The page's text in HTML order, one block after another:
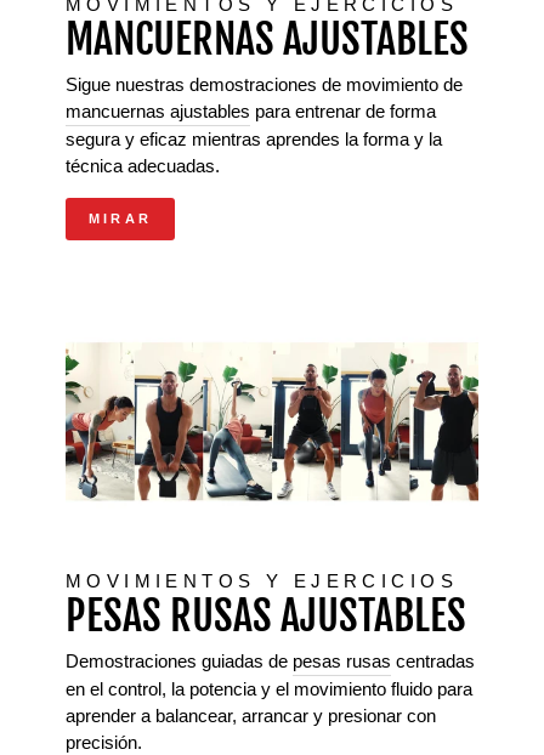
MOVIMIENTOS Y EJERCICIOS
MANCUERNAS AJUSTABLES
Sigue nuestras demostraciones de movimiento de
mancuernas ajustables para entrenar de forma
segura y eficaz mientras aprendes la forma y la
técnica adecuadas.
MIRAR
MOVIMIENTOS Y EJERCICIOS
PESAS RUSAS AJUSTABLES
Demostraciones guiadas de pesas rusas centradas
en el control, la potencia y el movimiento fluido para
aprender a balancear, arrancar y presionar con
precisión.